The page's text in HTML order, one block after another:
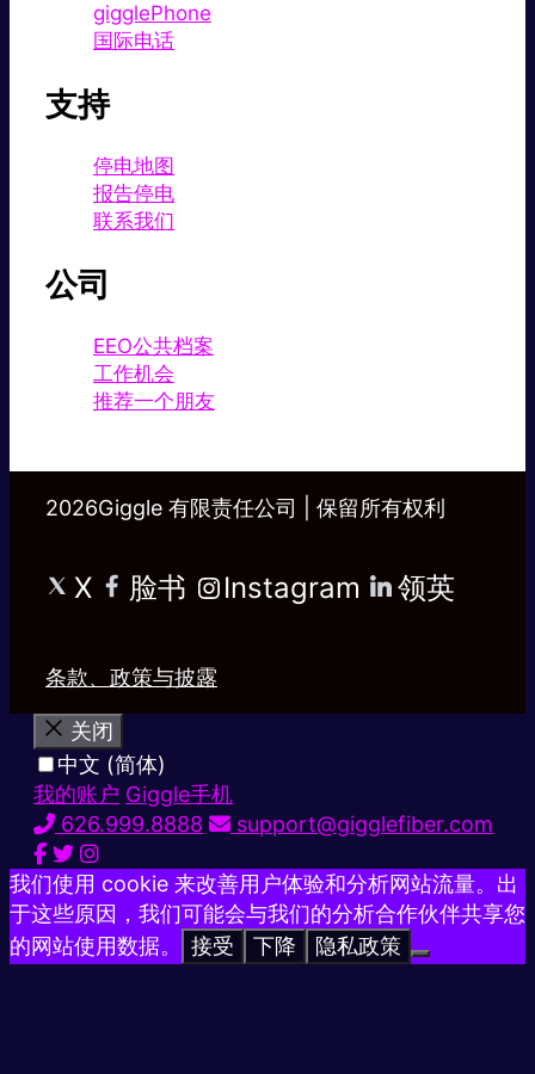
gigglePhone
国际电话
支持
停电地图
报告停电
联系我们
公司
EEO公共档案
工作机会
推荐一个朋友
2026Giggle 有限责任公司 | 保留所有权利
X 脸书 Instagram 领英
条款、政策与披露
关闭
中文 (简体)
我的账户 Giggle手机
626.999.8888
support@gigglefiber.com
我们使用 cookie 来改善用户体验和分析网站流量。出
于这些原因，我们可能会与我们的分析合作伙伴共享您
的网站使用数据。
接受 下降 隐私政策